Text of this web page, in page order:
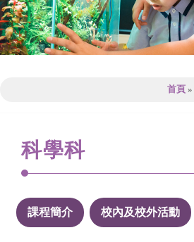
首頁 »
科學科
課程簡介 校內及校外活動